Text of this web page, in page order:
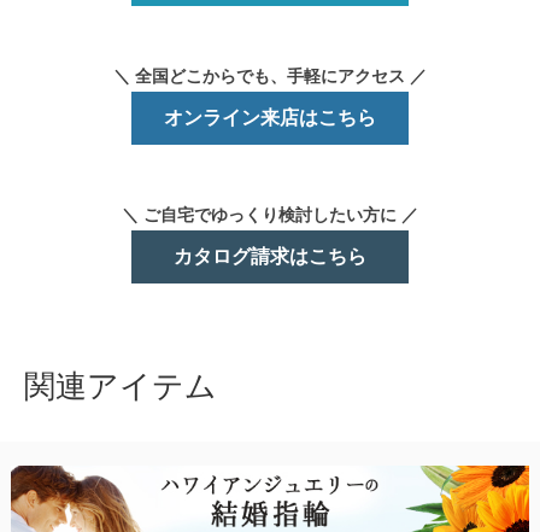
＼ 全国どこからでも、手軽にアクセス ／
オンライン来店はこちら
＼ ご自宅でゆっくり検討したい方に ／
カタログ請求はこちら
関連アイテム